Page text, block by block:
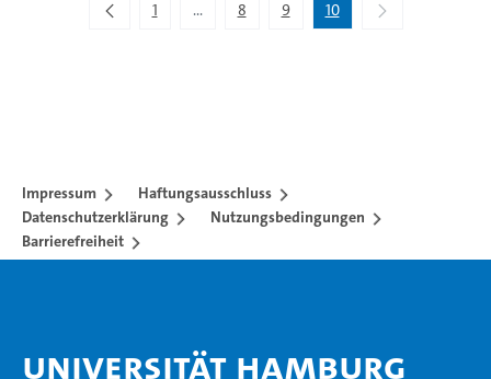
1 ...
Zwischenseiten Navigieren mit TAB-Taste.
8 9 10
Impressum
Haftungsausschluss
Datenschutzerklärung
Nutzungsbedingungen
Barrierefreiheit
Universität Hamburg